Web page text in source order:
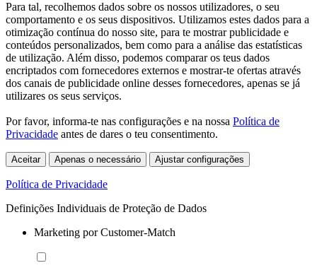
Para tal, recolhemos dados sobre os nossos utilizadores, o seu
comportamento e os seus dispositivos. Utilizamos estes dados para a
otimização contínua do nosso site, para te mostrar publicidade e
conteúdos personalizados, bem como para a análise das estatísticas
de utilização. Além disso, podemos comparar os teus dados
encriptados com fornecedores externos e mostrar-te ofertas através
dos canais de publicidade online desses fornecedores, apenas se já
utilizares os seus serviços.
Por favor, informa-te nas configurações e na nossa Política de
Privacidade antes de dares o teu consentimento.
Aceitar Apenas o necessário Ajustar configurações
Política de Privacidade
Definições Individuais de Proteção de Dados
Marketing por Customer-Match